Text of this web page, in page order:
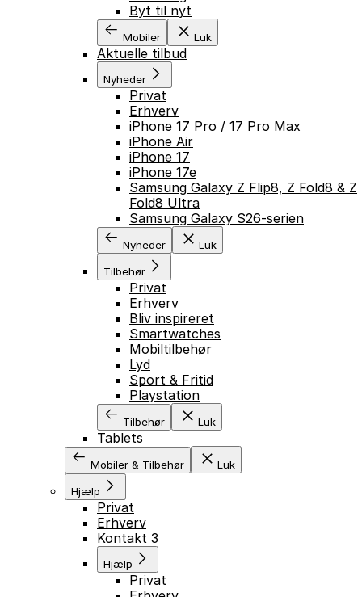
GÅ TIL INDHOLD
Byt til nyt
Mobiler Luk
Aktuelle tilbud
Nyheder
Privat
Erhverv
iPhone 17 Pro / 17 Pro Max
iPhone Air
iPhone 17
iPhone 17e
Samsung Galaxy Z Flip8, Z Fold8 & Z
Fold8 Ultra
Samsung Galaxy S26-serien
Nyheder Luk
Tilbehør
Privat
Erhverv
Bliv inspireret
Smartwatches
Mobiltilbehør
Lyd
Sport & Fritid
Playstation
Tilbehør Luk
Tablets
Mobiler & Tilbehør Luk
Hjælp
Privat
Erhverv
Kontakt 3
Hjælp
Privat